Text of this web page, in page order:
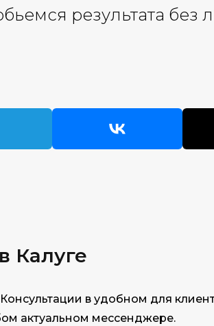
результата без
Калуге
в удобном для
актуальном мессенджере.